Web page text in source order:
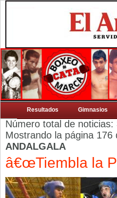
Resultados Gimnasios
Número total de noticias:
Mostrando la página 176
ANDALGALA
â€œTiembla la